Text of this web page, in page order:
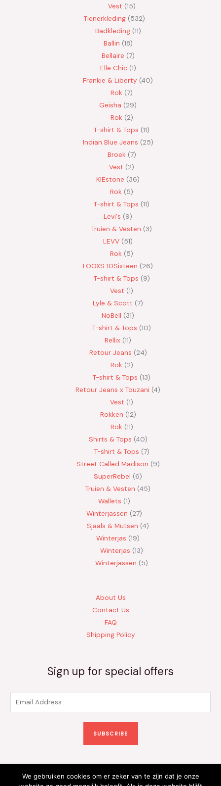
Vest 15
Tienerkleding 532
Badkleding 11
Ballin 18
Bellaire 7
Elle Chic 1
Frankie & Liberty 40
Rok 7
Geisha
29
Rok 2
T-shirt & Tops 11
Indian Blue Jeans 25
Broek 7
Vest
2
KIEstone
36
Rok
5
T-shirt & Tops 11
Levi's
9
Truien & Vesten
3
LEVV 51
Rok
5
LOOXS 10Sixteen
26
T-shirt & Tops 9
Vest 1
Lyle & Scott 7
NoBell
31
T-shirt & Tops 10
Rellix 11
Retour Jeans 24
Rok 2
T-shirt & Tops 13
Retour Jeans x Touzani 4
Vest 1
Rokken 12
Rok 11
Shirts & Tops 40
T-shirt & Tops 7
Street Called Madison 9
SuperRebel
6
Truien & Vesten 45
Wallets 1
Winterjassen
27
Sjaals & Mutsen 4
Winterjas 19
Winterjas 13
Winterjassen
5
About Us
Contact Us
FAQ
Shipping Policy
Sign up for special offers
m
SUBSCRIBE
We gebruiken cookies om er zeker van te zijn dat je onze